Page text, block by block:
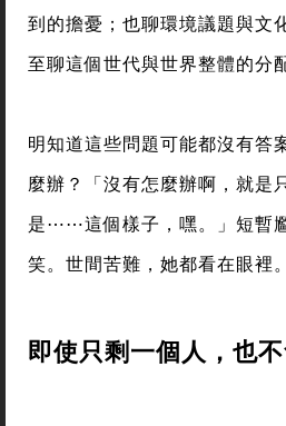
到的擔憂；也聊環境議題與文
至聊這個世代與世界整體的分
明知道這些問題可能都沒有答
麼辦？「沒有怎麼辦啊，就是
是⋯⋯這個樣子，嘿。」短暫
笑。世間苦難，她都看在眼裡。
即使只剩一個人，也